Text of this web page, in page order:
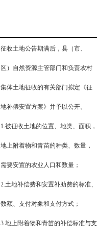
征收土地公告期满后，县（市、
区）自然资源主管部门和负责农村
集体土地征收的有关部门拟定《征
地补偿安置方案》并予以公开。
1.被征收土地的位置、地类、面积，
地上附着物和青苗的种类、数量，
需要安置的农业人口和数量；
2.土地补偿费和安置补助费的标准、
数额、支付对象和支付方式；
3.地上附着物和青苗的补偿标准与支